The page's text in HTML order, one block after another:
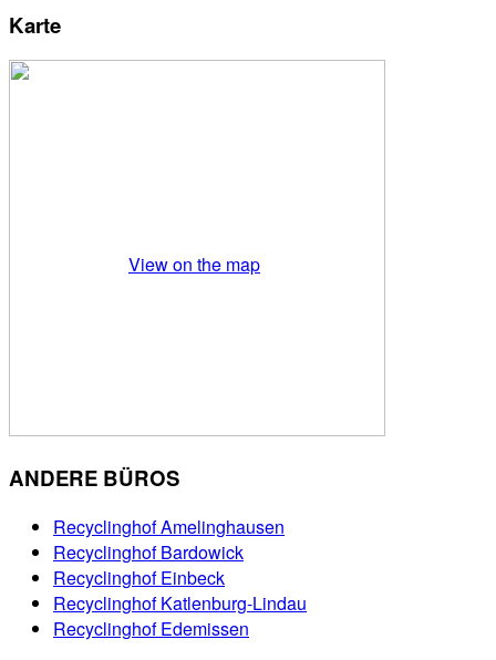
Karte
View on the map
ANDERE BÜROS
Recyclinghof Amelinghausen
Recyclinghof Bardowick
Recyclinghof Einbeck
Recyclinghof Katlenburg-Lindau
Recyclinghof Edemissen